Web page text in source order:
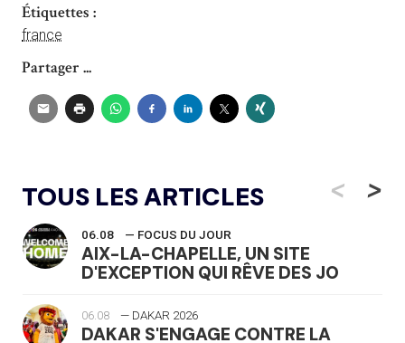
Étiquettes :
france
Partager ...
TOUS LES ARTICLES <
06.08 — FOCUS DU JOUR
AIX-LA-CHAPELLE, UN SITE
D'EXCEPTION QUI RÊVE DES JO
06.08 — DAKAR 2026
DAKAR S'ENGAGE CONTRE LA
>